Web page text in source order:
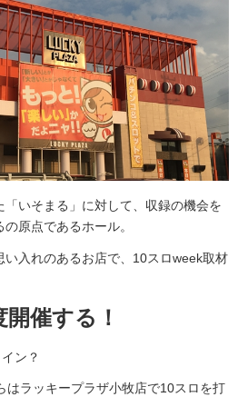
いそまる」に対して、収録の機会を
原点であるホール。
い入れのあるお店で、10スロweek取材
催する！
ン？
はラッキープラザ小牧店で10スロを打